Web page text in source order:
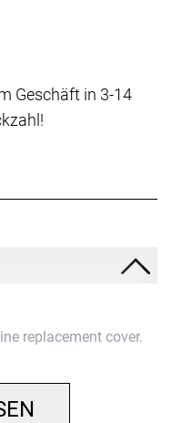
Geschäft in 3-14
replacement cover.